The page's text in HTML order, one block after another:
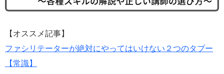
【オススメ記事】
ファシリテーターが絶対にやってはいけない２つのタブー
【常識】